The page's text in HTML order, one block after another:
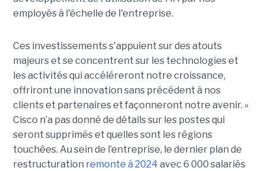
employés à l'échelle de l'entreprise.
Ces investissements s'appuient sur des atouts
majeurs et se concentrent sur les technologies et
les activités qui accéléreront notre croissance,
offriront une innovation sans précédent à nos
clients et partenaires et façonneront notre avenir. »
Cisco n’a pas donné de détails sur les postes qui
seront supprimés et quelles sont les régions
touchées. Au sein de l’entreprise, le dernier plan de
restructuration remonte à 2024 avec 6 000 salariés